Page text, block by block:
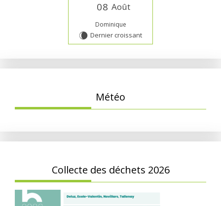
08 Août
Dominique
W Dernier croissant
Météo
Collecte des déchets 2026